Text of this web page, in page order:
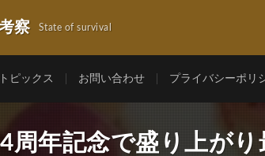
察 State of survival
ピックス お問い合わせ プライバシーポリ
周年記念で盛り上がり